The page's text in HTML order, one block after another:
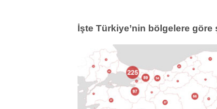
İşte Türkiye’nin bölgelere göre